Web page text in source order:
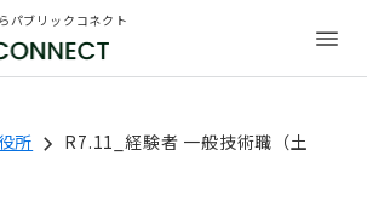
パブリックコネクト
所
R7.11_経験者 一般技術職（土